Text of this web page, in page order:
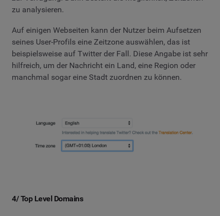
zu analysieren.
Auf einigen Webseiten kann der Nutzer beim Aufsetzen
seines User-Profils eine Zeitzone auswählen, das ist
beispielsweise auf Twitter der Fall. Diese Angabe ist sehr
hilfreich, um der Nachricht ein Land, eine Region oder
manchmal sogar eine Stadt zuordnen zu können.
4/ Top Level Domains